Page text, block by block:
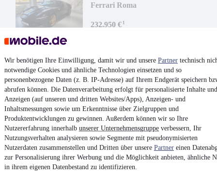
Wir benötigen Ihre Einwilligung, damit wir und unsere Partner technisch
notwendige Cookies und ähnliche Technologien einsetzen und so
personenbezogene Daten (z. B. IP-Adresse) auf Ihrem Endgerät speichern
abrufen können. Die Datenverarbeitung erfolgt für personalisierte Inhalte und
Anzeigen (auf unseren und dritten Websites/Apps), Anzeigen- und
Inhaltsmessungen sowie um Erkenntnisse über Zielgruppen und
Produktentwicklungen zu gewinnen. Außerdem können wir so Ihre
Nutzererfahrung innerhalb unserer Unternehmensgruppe verbessern, Ihr
Nutzungsverhalten analysieren sowie Segmente mit pseudonymisierten
Nutzerdaten zusammenstellen und Dritten über unsere Partner einen
zur Personalisierung ihrer Werbung und die Möglichkeit anbieten, ähnliche
in ihrem eigenen Datenbestand zu identifizieren.
Ferrari Roma
232.950 €¹
11,4 l/100km (komb.)•258 g CO₂/km (komb.)•CO₂-Klasse -
- (komb.)
Kontakt
¹MwSt. ausweisbar
4.6 Sterne